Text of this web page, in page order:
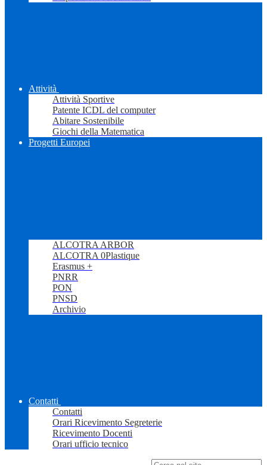
Attività
Attività Sportive
Patente ICDL del computer
Abitare Sostenibile
Giochi della Matematica
Progetti Europei
ALCOTRA ARBOR
ALCOTRA 0Plastique
Erasmus +
PNRR
PON
PNSD
Archivio
Contatti
Contatti
Orari Ricevimento Segreterie
Ricevimento Docenti
Orari ufficio tecnico